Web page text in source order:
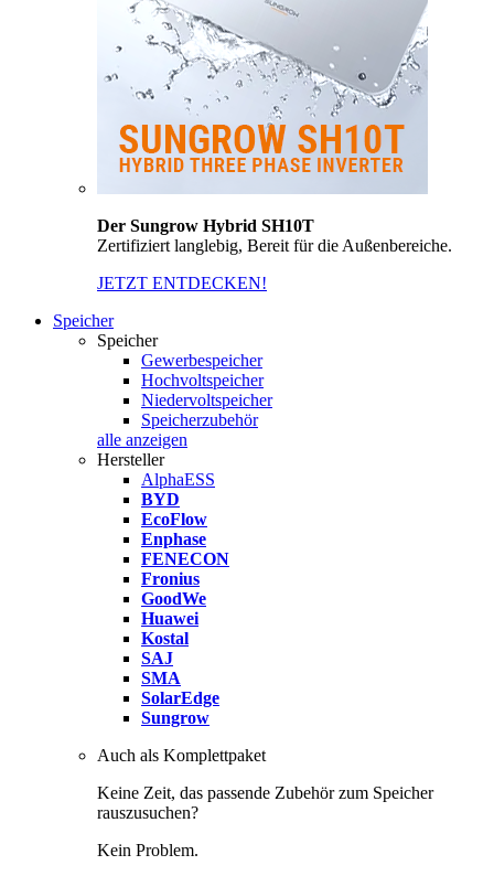
Der Sungrow Hybrid SH10T
Zertifiziert langlebig, Bereit für die Außenbereiche.
JETZT ENTDECKEN!
Speicher
Speicher
Gewerbespeicher
Hochvoltspeicher
Niedervoltspeicher
Speicherzubehör
alle anzeigen
Hersteller
AlphaESS
BYD
EcoFlow
Enphase
FENECON
Fronius
GoodWe
Huawei
Kostal
SAJ
SMA
SolarEdge
Sungrow
Auch als Komplettpaket
Keine Zeit, das passende Zubehör zum Speicher
rauszusuchen?
Kein Problem.